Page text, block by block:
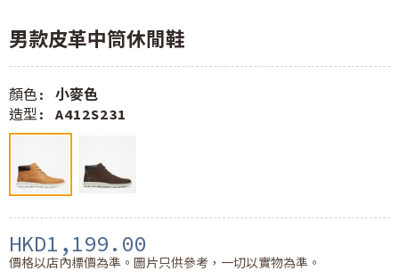
男款皮革中筒休閒鞋
顏色: 小麥色
造型: A412S231
HKD1,199.00
價格以店內標價為準。圖片只供參考，一切以實物為準。